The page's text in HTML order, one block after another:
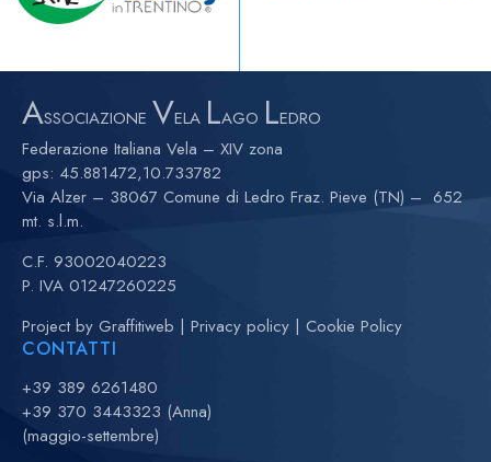
ASSOCIAZIONE VELA LAGO LEDRO
Federazione Italiana Vela – XIV zona
gps: 45.881472,10.733782
Via Alzer – 38067 Comune di Ledro Fraz. Pieve (TN) – 652
mt. s.l.m.
C.F. 93002040223
P. IVA 01247260225
Project by Graffitiweb | Privacy policy | Cookie Policy
CONTATTI
+39 389 6261480
+39 370 3443323 (Anna)
(maggio-settembre)